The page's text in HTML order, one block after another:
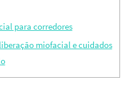
para corredores
miofacial e cuidados